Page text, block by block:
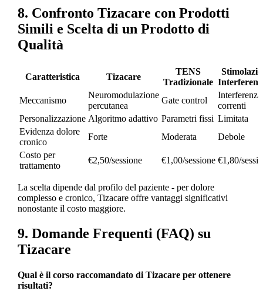
8. Confronto Tizacare con Prodotti
Simili e Scelta di un Prodotto di
Qualità
Caratteristica Tizacare
TENS
Tradizionale
Meccanismo
Neuromodulazione
percutanea
Gate control
Interferenza
correnti
Personalizzazione Algoritmo adattivo Parametri fissi Limitata
Evidenza dolore
cronico
Forte Moderata
Debole
Costo per
trattamento
€2,50/sessione €1,00/sessione €1,80/
La scelta dipende dal profilo del paziente - per dolore
complesso e cronico, Tizacare offre vantaggi significativi
nonostante il costo maggiore.
9. Domande Frequenti (FAQ) su
Tizacare
Qual è il corso raccomandato di Tizacare per ottenere
risultati?